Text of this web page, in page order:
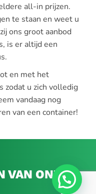
all-in prijzen.
te staan en weet u
ons groot aanbod
is er altijd een
en met het
zodat u zich volledig
vandaag nog
van een container!
VAN ONZE